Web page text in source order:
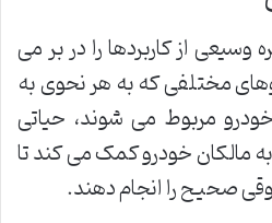
از کاربردها را در بر می
مختلفی که به هر نحوی به
مربوط می شوند، حیاتی
مالکان خودرو کمک می کند تا
صحیح را انجام دهند.